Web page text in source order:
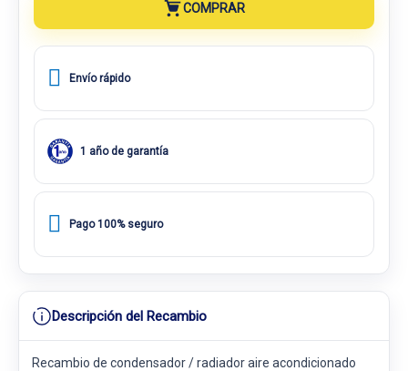
COMPRAR
Envío rápido
1 año de garantía
Pago 100% seguro
Descripción del Recambio
Recambio de condensador / radiador aire acondicionado